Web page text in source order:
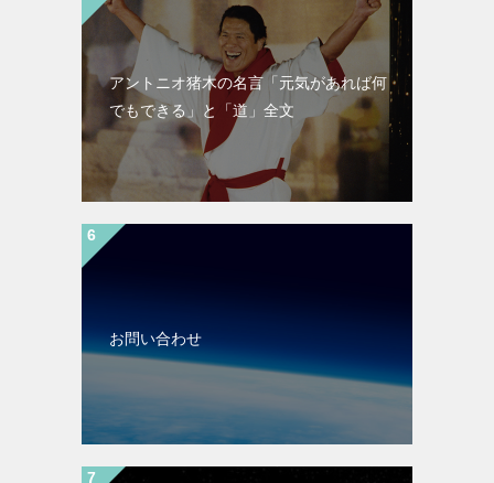
アントニオ猪木の名言「元気があれば何
でもできる」と「道」全文
お問い合わせ